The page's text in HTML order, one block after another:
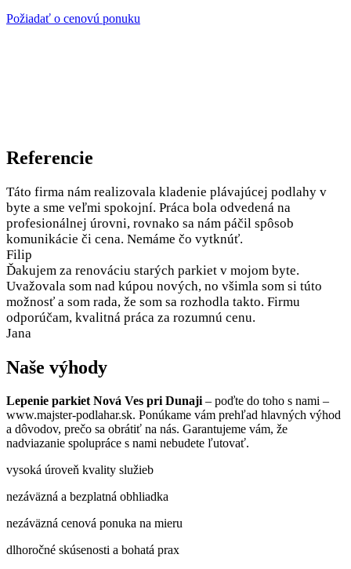
Požiadať o cenovú ponuku
Referencie
Táto firma nám realizovala kladenie plávajúcej podlahy v
byte a sme veľmi spokojní. Práca bola odvedená na
profesionálnej úrovni, rovnako sa nám páčil spôsob
komunikácie či cena. Nemáme čo vytknúť.
Filip
Ďakujem za renováciu starých parkiet v mojom byte.
Uvažovala som nad kúpou nových, no všimla som si túto
možnosť a som rada, že som sa rozhodla takto. Firmu
odporúčam, kvalitná práca za rozumnú cenu.
Jana
Naše výhody
Lepenie parkiet Nová Ves pri Dunaji – poďte do toho s nami –
www.majster-podlahar.sk. Ponúkame vám prehľad hlavných výhod
a dôvodov, prečo sa obrátiť na nás. Garantujeme vám, že
nadviazanie spolupráce s nami nebudete ľutovať.
vysoká úroveň kvality služieb
nezáväzná a bezplatná obhliadka
nezáväzná cenová ponuka na mieru
dlhoročné skúsenosti a bohatá prax